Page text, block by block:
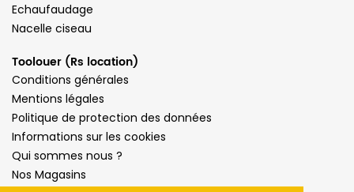
Echaufaudage
Nacelle ciseau
Toolouer (Rs location)
Conditions générales
Mentions légales
Politique de protection des données
Informations sur les cookies
Qui sommes nous ?
Nos Magasins